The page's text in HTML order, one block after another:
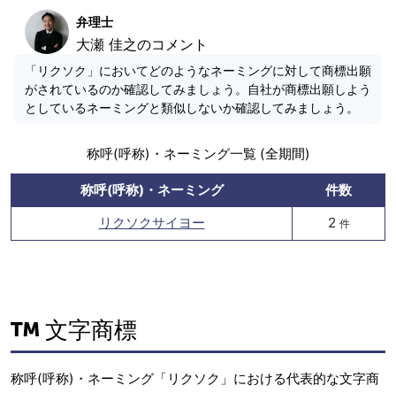
弁理士
大瀬 佳之のコメント
「リクソク」においてどのようなネーミングに対して商標出願
がされているのか確認してみましょう。自社が商標出願しよう
としているネーミングと類似しないか確認してみましょう。
称呼(呼称)・ネーミング一覧 (全期間)
称呼(呼称)・ネーミング
件数
リクソクサイヨー
2 件
文字商標
称呼(呼称)・ネーミング「リクソク」における代表的な文字商